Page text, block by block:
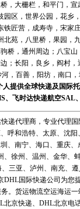
，大栅栏，和平门，
区，世界公园，花
匠营，成寿寺，宋
苑，八里桥，果园
桥，通州周边；八宝
；长阳，良乡，阎村
，百善，阳坊，南口
人提供全球快递及国际
、 飞时达快递航空SAL
递代理商，专业代理
呼和浩特、太原、沈
、南宁、海口、重庆
徐州、温州、金华
三亚、泸州、南充、
国际快递公司为
。货运物流空运海运
京快递、DHL北京电